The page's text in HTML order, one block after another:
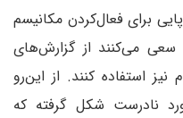
برای فعال‌کردن مکانیسم
سعی می‌کنند از گزارش‌های
استفاده کنند. از این‌‌رو
نادرست شکل گرفته که